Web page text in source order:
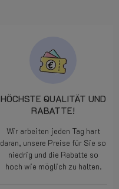
HÖCHSTE QUALITÄT UND
RABATTE!
Wir arbeiten jeden Tag hart
daran, unsere Preise für Sie so
niedrig und die Rabatte so
hoch wie möglich zu halten.